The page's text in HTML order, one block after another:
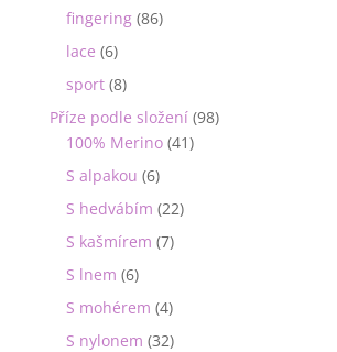
fingering (86)
lace (6)
sport (8)
Příze podle složení (98)
100% Merino (41)
S alpakou (6)
S hedvábím (22)
S kašmírem (7)
S lnem (6)
S mohérem (4)
S nylonem (32)